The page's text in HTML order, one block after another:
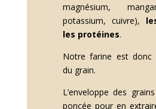
magnésium,
potassium, cuivre),
les protéines.
Notre farine est donc
du grain.
L’enveloppe des
poncée pour en